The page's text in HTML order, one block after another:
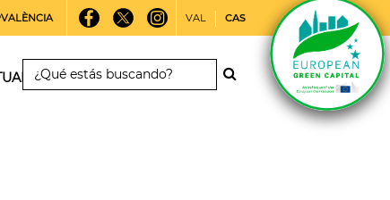
VAL CAS